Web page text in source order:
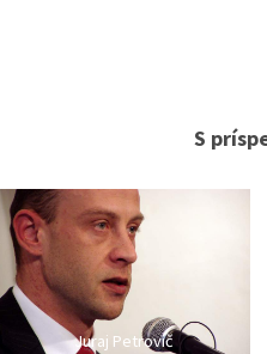
S
Juraj Petrovič